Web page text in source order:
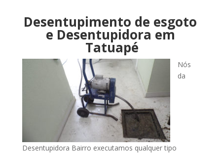
Desentupimento de esgoto
e Desentupidora em
Tatuapé
Nós
da
Desentupidora Bairro executamos qualquer tipo